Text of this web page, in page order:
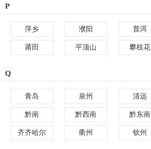
P
萍乡 濮阳 普洱
莆田 平顶山 攀枝花
Q
青岛 泉州 清远
黔南 黔西南 黔东南
齐齐哈尔 衢州 钦州